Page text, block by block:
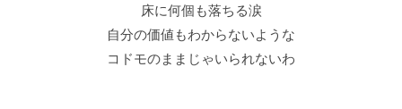
床に何個も落ちる涙
自分の価値もわからないような
コドモのままじゃいられないわ